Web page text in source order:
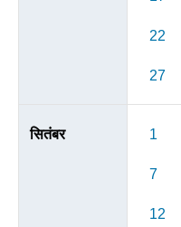
22
27
सितंबर 1
7
12